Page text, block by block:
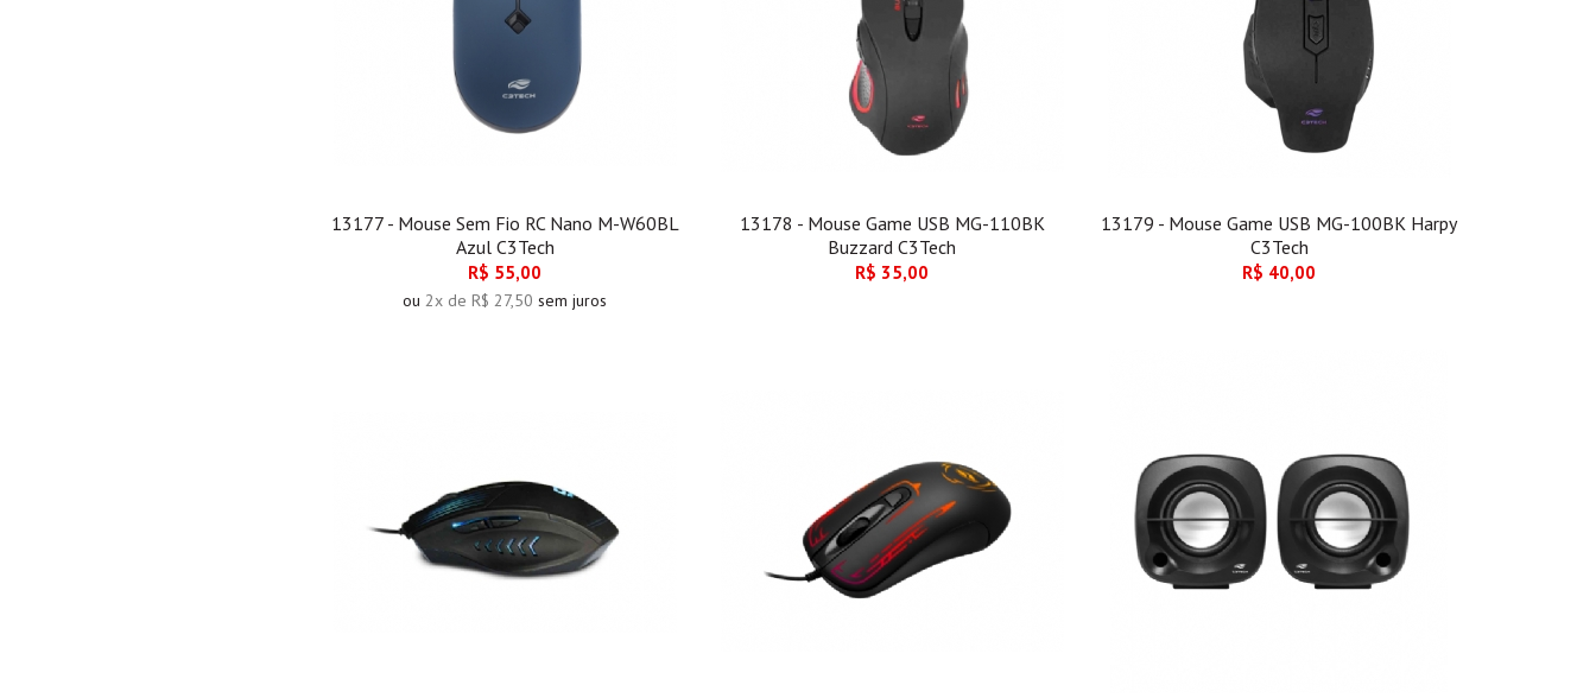
13177 - Mouse Sem Fio RC Nano M-W60BL
Azul C3Tech
R$ 55,00
ou 2x de R$ 27,50 sem juros
13178 - Mouse Game USB MG-110BK
Buzzard C3Tech
R$ 35,00
13179 - Mouse Game USB MG-100BK Harpy
C3Tech
R$ 40,00